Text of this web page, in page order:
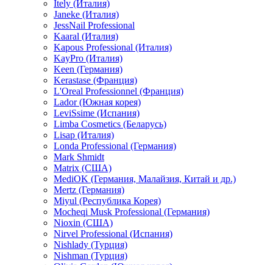
Itely (Италия)
Janeke (Италия)
JessNail Professional
Kaaral (Италия)
Kapous Professional (Италия)
KayPro (Италия)
Keen (Германия)
Kerastase (Франция)
L'Oreal Professionnel (Франция)
Lador (Южная корея)
LeviSsime (Испания)
Limba Cosmetics (Беларусь)
Lisap (Италия)
Londa Professional (Германия)
Mark Shmidt
Matrix (США)
MediOK (Германия, Малайзия, Китай и др.)
Mertz (Германия)
Miyul (Республика Корея)
Mocheqi Musk Professional (Германия)
Nioxin (США)
Nirvel Professional (Испания)
Nishlady (Турция)
Nishman (Турция)